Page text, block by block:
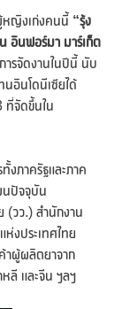
หญิงเก่งคนนี้ “รุ้ง
อินฟอร์มา มาร์เก็ต
ารจัดงานในปีนี้ นับ
อินโดนีเซียได้
ที่จัดขึ้นใน
งภาครัฐและภาค
นปัจจุบัน
(วว.) สำนักงาน
งประเทศไทย
าผู้ผลิตยาจาก
ลี และจีน ฯลฯ